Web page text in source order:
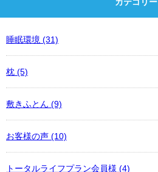
カテゴリー
睡眠環境 (31)
枕 (5)
敷きふとん (9)
お客様の声 (10)
トータルライフプラン会員様 (4)